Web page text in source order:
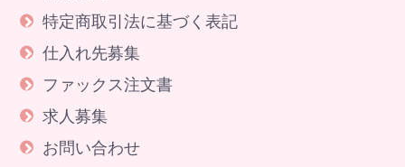
特定商取引法に基づく表記
仕入れ先募集
ファックス注文書
求人募集
お問い合わせ